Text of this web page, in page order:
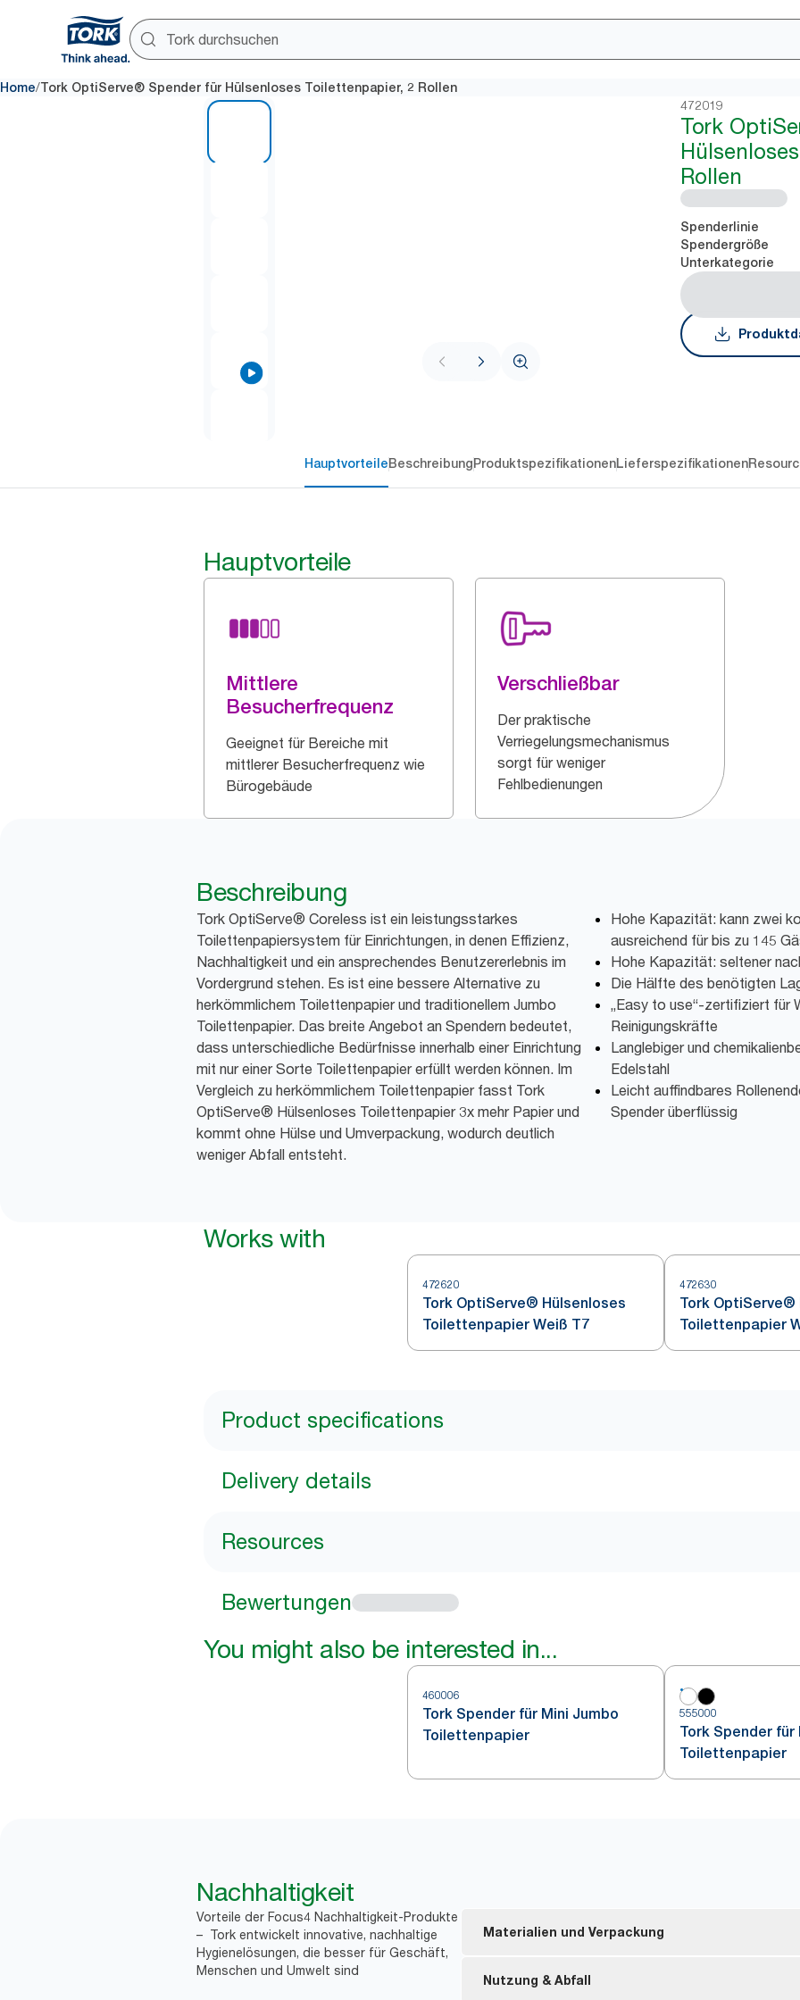
Home/Tork OptiServe® Spender für Hülsenloses Toilettenpapier, 2 Rollen
472019
Tork
Rollen
Spenderlinie
Spendergröße
Unterkategorie
HauptvorteileBeschreibungProduktspezifikationenLieferspezifikationen
Hauptvorteile
Mittlere
Besucherfrequenz
Geeignet für Bereiche mit
mittlerer Besucherfrequenz wie
Bürogebäude
Verschließbar
Der praktische
Verriegelungsmechanismus
sorgt für weniger
Fehlbedienungen
Beschreibung
Tork OptiServe® Coreless ist ein leistungsstarkes
Toilettenpapiersystem für Einrichtungen, in denen Effizienz,
Nachhaltigkeit und ein ansprechendes Benutzererlebnis im
Vordergrund stehen. Es ist eine bessere Alternative zu
herkömmlichem Toilettenpapier und traditionellem Jumbo
Toilettenpapier. Das breite Angebot an Spendern bedeutet,
dass unterschiedliche Bedürfnisse innerhalb einer Einrichtung
mit nur einer Sorte Toilettenpapier erfüllt werden können. Im
Vergleich zu herkömmlichem Toilettenpapier fasst Tork
OptiServe® Hülsenloses Toilettenpapier 3x mehr Papier und
kommt ohne Hülse und Umverpackung, wodurch deutlich
weniger Abfall entsteht.
Hohe Kapazität: kann zwei
ausreichend für bis zu 145
Hohe Kapazität: seltener
Die Hälfte des benötigten
„Easy to use“-zertifiziert für
Reinigungskräfte
Langlebiger und
Edelstahl
Leicht auffindbares
Spender überflüssig
Works with
472620
Tork OptiServe® Hülsenloses
Toilettenpapier Weiß T7
472630
Tork OptiServe®
Toilettenpapier
Product specifications
Delivery details
Resources
Bewertungen
You might also be interested in...
460006
Tork Spender für Mini Jumbo
Toilettenpapier
555000
Tork Spender für
Toilettenpapier
Nachhaltigkeit
Vorteile der Focus4 Nachhaltigkeit-Produkte
– Tork entwickelt innovative, nachhaltige
Hygienelösungen, die besser für Geschäft,
Menschen und Umwelt sind
Materialien und Verpackung
Nachfüllmaterial mit FSC®-Zertifizierung –
Nutzung & Abfall